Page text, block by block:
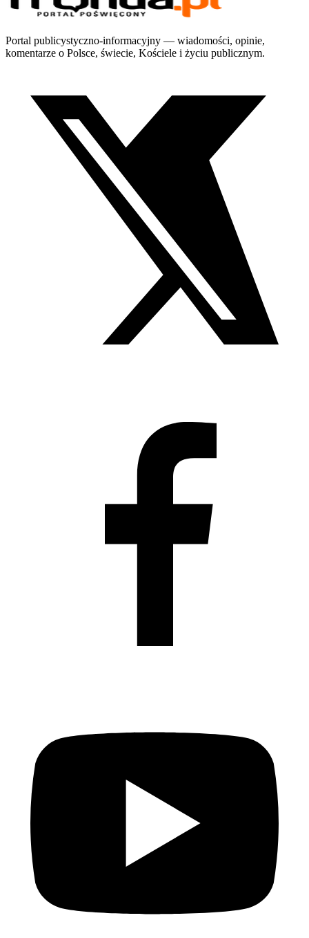
Portal publicystyczno-informacyjny — wiadomości, opinie,
komentarze o Polsce, świecie, Kościele i życiu publicznym.